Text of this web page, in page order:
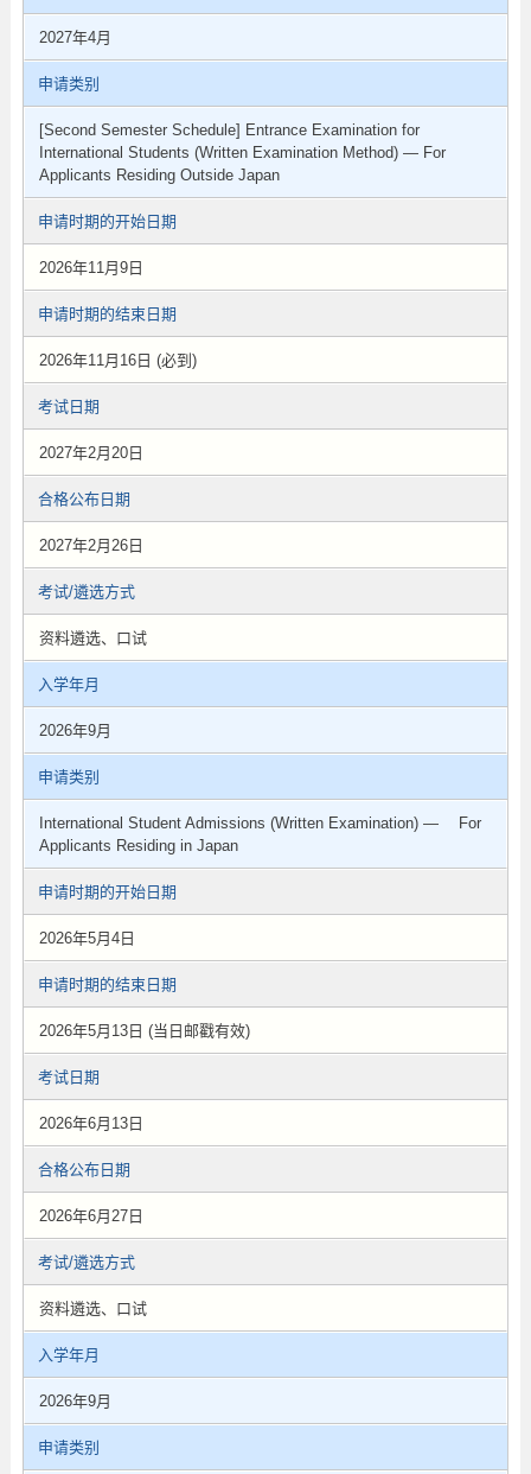
2027年4月
申请类别
[Second Semester Schedule] Entrance Examination for
International Students (Written Examination Method) — For
Applicants Residing Outside Japan
申请时期的开始日期
2026年11月9日
申请时期的结束日期
2026年11月16日 (必到)
考试日期
2027年2月20日
合格公布日期
2027年2月26日
考试/遴选方式
资料遴选、口试
入学年月
2026年9月
申请类别
International Student Admissions (Written Examination) — For
Applicants Residing in Japan
申请时期的开始日期
2026年5月4日
申请时期的结束日期
2026年5月13日 (当日邮戳有效)
考试日期
2026年6月13日
合格公布日期
2026年6月27日
考试/遴选方式
资料遴选、口试
入学年月
2026年9月
申请类别